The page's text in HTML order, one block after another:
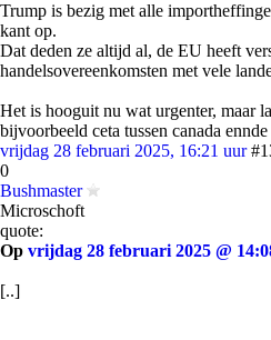
Trump is bezig met alle
kant op.
Dat deden ze altijd al, de EU heeft
handelsovereenkomsten met vele
Het is hooguit nu wat urgenter, maar
bijvoorbeeld ceta tussen canada
vrijdag 28 februari 2025, 16:21 uur
0
Bushmaster
Microschoft
quote:
Op vrijdag 28 februari 2025 @
[..]